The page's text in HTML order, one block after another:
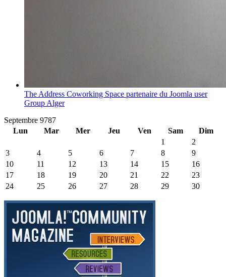
The Address Coworking Space partenaire du Joomla user
Group Alger
Septembre 9787
Lun
Mar Mer Jeu Ven Sam
Dim
1
2
3
4 5 6 7 8
9
10
11 12 13 14 15
16
17
18 19 20 21 22
23
24
25 26 27 28 29 30